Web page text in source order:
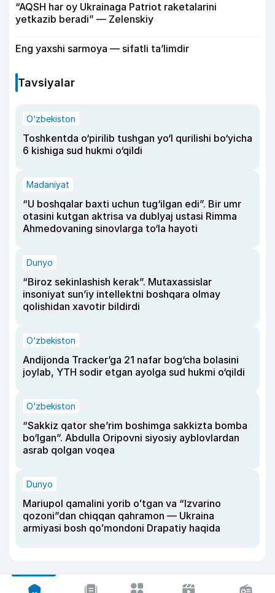
“AQSH har oy Ukrainaga Patriot raketalarini
yetkazib beradi” — Zelenskiy
Eng yaxshi sarmoya — sifatli ta’limdir
Tavsiyalar
O‘zbekiston
Toshkentda o‘pirilib tushgan yo‘l qurilishi bo‘yicha
6 kishiga sud hukmi o‘qildi
Madaniyat
“U boshqalar baxti uchun tug‘ilgan edi”. Bir umr
otasini kutgan aktrisa va dublyaj ustasi Rimma
Ahmedovaning sinovlarga to‘la hayoti
Dunyo
“Biroz sekinlashish kerak”. Mutaxassislar
insoniyat sun’iy intellektni boshqara olmay
qolishidan xavotir bildirdi
O‘zbekiston
Andijonda Tracker’ga 21 nafar bog‘cha bolasini
joylab, YTH sodir etgan ayolga sud hukmi o‘qildi
O‘zbekiston
“Sakkiz qator she’rim boshimga sakkizta bomba
bo‘lgan”. Abdulla Oripovni siyosiy ayblovlardan
asrab qolgan voqea
Dunyo
Mariupol qamalini yorib oʻtgan va “Izvarino
qozoni”dan chiqqan qahramon — Ukraina
armiyasi bosh qoʻmondoni Drapatiy haqida